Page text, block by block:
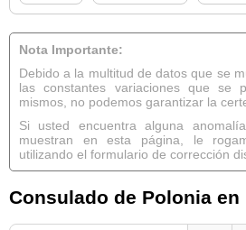
Nota Importante:
Debido a la multitud de datos que se
las constantes variaciones que se
mismos, no podemos garantizar la
Si usted encuentra alguna
muestran en esta página, le
utilizando el formulario de corrección
Consulado de Polonia en